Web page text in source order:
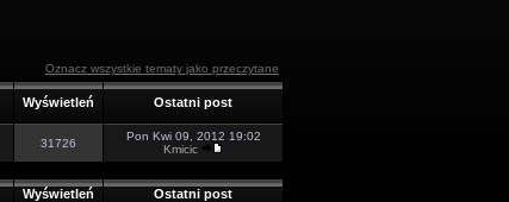
Oznacz wszystkie tematy jako przeczytane
Wyświetleń Ostatni post
31726
Pon Kwi 09, 2012 19:02
Kmicic
Wyświetleń Ostatni post